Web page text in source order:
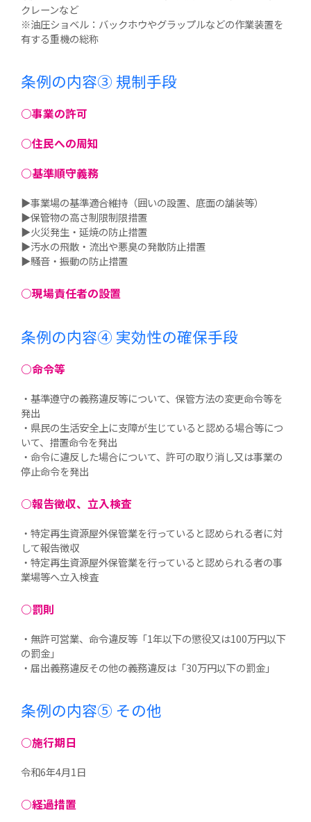
クレーンなど
※油圧ショベル：バックホウやグラップルなどの作業装置を
有する重機の総称
条例の内容③ 規制手段
○事業の許可
○住民への周知
○基準順守義務
▶事業場の基準適合維持（囲いの設置、底面の舗装等）
▶保管物の高さ制限制限措置
▶火災発生・延焼の防止措置
▶汚水の飛散・流出や悪臭の発散防止措置
▶騒音・振動の防止措置
○現場責任者の設置
条例の内容④ 実効性の確保手段
○命令等
・基準遵守の義務違反等について、保管方法の変更命令等を
発出
・県民の生活安全上に支障が生じていると認める場合等につ
いて、措置命令を発出
・命令に違反した場合について、許可の取り消し又は事業の
停止命令を発出
○報告徴収、立入検査
・特定再生資源屋外保管業を行っていると認められる者に対
して報告徴収
・特定再生資源屋外保管業を行っていると認められる者の事
業場等へ立入検査
○罰則
・無許可営業、命令違反等「1年以下の懲役又は100万円以下
の罰金」
・届出義務違反その他の義務違反は「30万円以下の罰金」
条例の内容⑤ その他
○施行期日
令和6年4月1日
○経過措置